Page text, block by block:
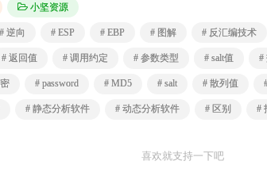
小坚资源
# 逆向 # ESP # EBP # 图解 # 反汇编技术
# 返回值 # 调用约定 # 参数类型 # salt值 #
# password # MD5 # salt # 散列值
# 静态分析软件 # 动态分析软件 # 区别 #
喜欢就支持一下吧